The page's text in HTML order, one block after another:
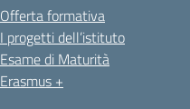
Offerta formativa
I progetti dell’istituto
Esame di Maturità
Erasmus +